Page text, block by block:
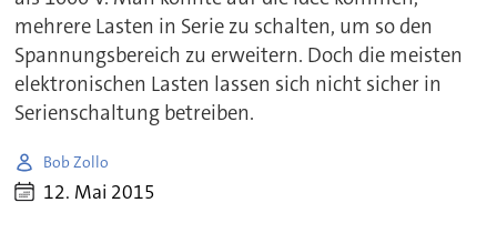
mehrere Lasten in Serie zu schalten, um so den
Spannungsbereich zu erweitern. Doch die meisten
elektronischen Lasten lassen sich nicht sicher in
Serienschaltung betreiben.
Bob Zollo
12. Mai 2015